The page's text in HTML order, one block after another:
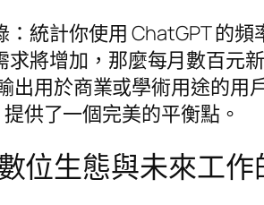
統計你使用 ChatGPT 的
將增加，那麼每月數百元
出用於商業或學術用途的
供了一個完美的平衡點。
位生態與未來工作